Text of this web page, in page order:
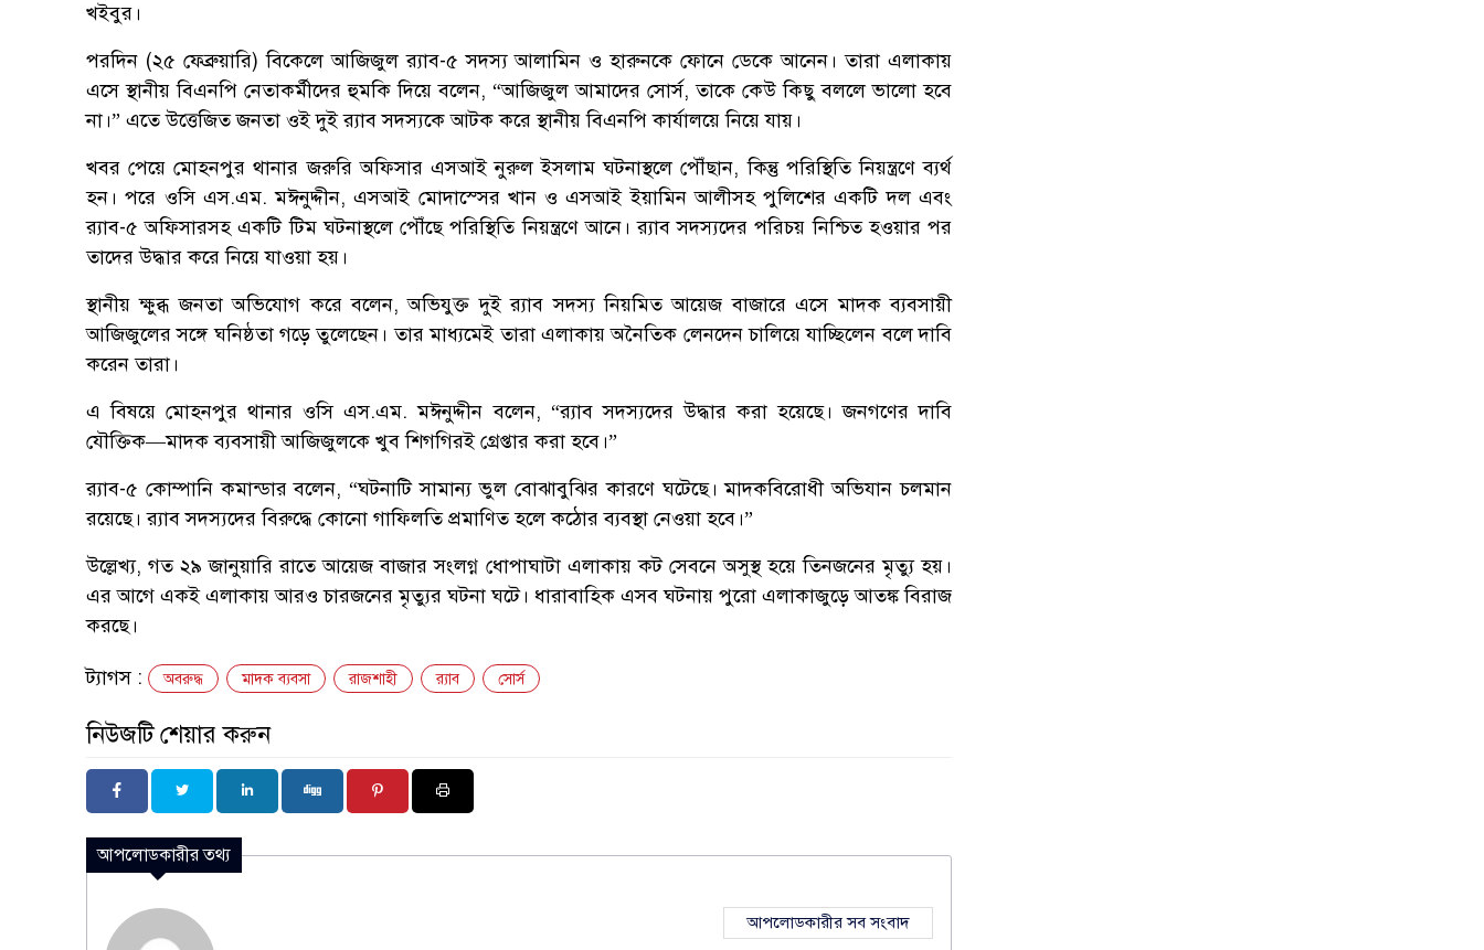
খইবুর।
পরদিন (২৫ ফেব্রুয়ারি) বিকেলে আজিজুল র‍্যাব-৫ সদস্য আলামিন ও হারুনকে ফোনে ডেকে আনেন। তারা এলাকায়
এসে স্থানীয় বিএনপি নেতাকর্মীদের হুমকি দিয়ে বলেন, “আজিজুল আমাদের সোর্স, তাকে কেউ কিছু বললে ভালো হবে
না।” এতে উত্তেজিত জনতা ওই দুই র‍্যাব সদস্যকে আটক করে স্থানীয় বিএনপি কার্যালয়ে নিয়ে যায়।
খবর পেয়ে মোহনপুর থানার জরুরি অফিসার এসআই নুরুল ইসলাম ঘটনাস্থলে পৌঁছান, কিন্তু পরিস্থিতি নিয়ন্ত্রণে ব্যর্থ
হন। পরে ওসি এস.এম. মঈনুদ্দীন, এসআই মোদাস্সের খান ও এসআই ইয়ামিন আলীসহ পুলিশের একটি দল এবং
র‍্যাব-৫ অফিসারসহ একটি টিম ঘটনাস্থলে পৌঁছে পরিস্থিতি নিয়ন্ত্রণে আনে। র‍্যাব সদস্যদের পরিচয় নিশ্চিত হওয়ার পর
তাদের উদ্ধার করে নিয়ে যাওয়া হয়।
স্থানীয় ক্ষুব্ধ জনতা অভিযোগ করে বলেন, অভিযুক্ত দুই র‍্যাব সদস্য নিয়মিত আয়েজ বাজারে এসে মাদক ব্যবসায়ী
আজিজুলের সঙ্গে ঘনিষ্ঠতা গড়ে তুলেছেন। তার মাধ্যমেই তারা এলাকায় অনৈতিক লেনদেন চালিয়ে যাচ্ছিলেন বলে দাবি
করেন তারা।
এ বিষয়ে মোহনপুর থানার ওসি এস.এম. মঈনুদ্দীন বলেন, “র‍্যাব সদস্যদের উদ্ধার করা হয়েছে। জনগণের দাবি
যৌক্তিক—মাদক ব্যবসায়ী আজিজুলকে খুব শিগগিরই গ্রেপ্তার করা হবে।”
র‍্যাব-৫ কোম্পানি কমান্ডার বলেন, “ঘটনাটি সামান্য ভুল বোঝাবুঝির কারণে ঘটেছে। মাদকবিরোধী অভিযান চলমান
রয়েছে। র‍্যাব সদস্যদের বিরুদ্ধে কোনো গাফিলতি প্রমাণিত হলে কঠোর ব্যবস্থা নেওয়া হবে।”
উল্লেখ্য, গত ২৯ জানুয়ারি রাতে আয়েজ বাজার সংলগ্ন ধোপাঘাটা এলাকায় কট সেবনে অসুস্থ হয়ে তিনজনের মৃত্যু হয়।
এর আগে একই এলাকায় আরও চারজনের মৃত্যুর ঘটনা ঘটে। ধারাবাহিক এসব ঘটনায় পুরো এলাকাজুড়ে আতঙ্ক বিরাজ
করছে।
ট্যাগস : অবরুদ্ধ মাদক ব্যবসা রাজশাহী র‍্যাব সোর্স
নিউজটি শেয়ার করুন
আপলোডকারীর তথ্য
আপলোডকারীর সব সংবাদ